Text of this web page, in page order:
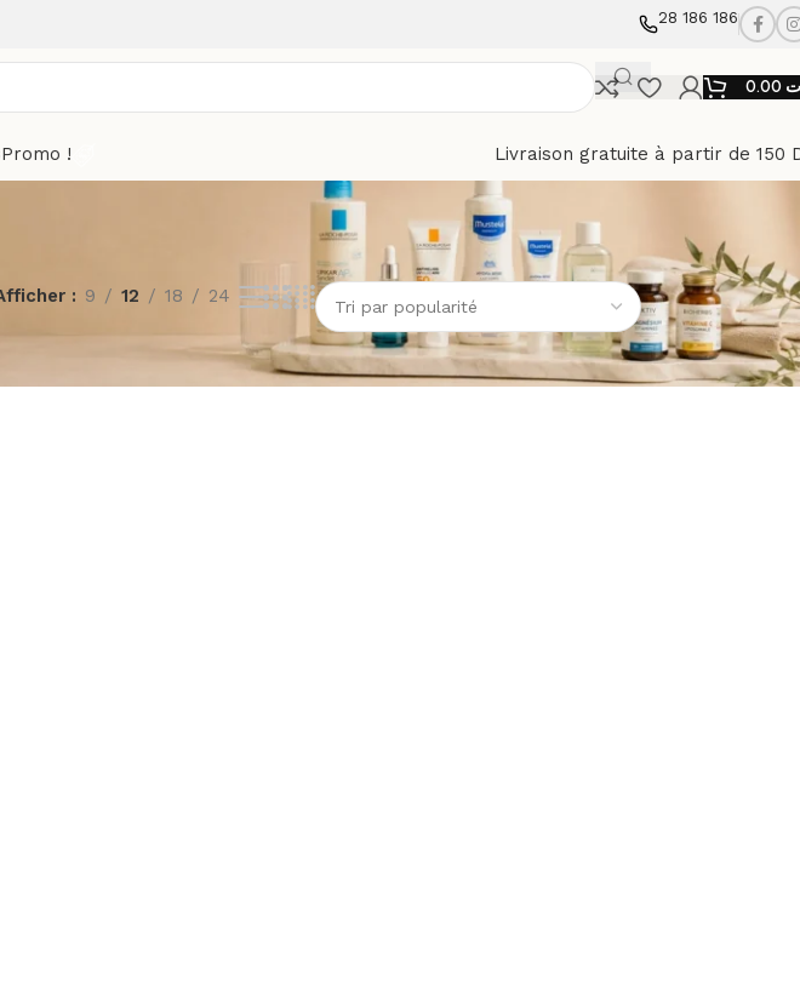
28 186 186
Promo ! Livraison gratuite à partir de 150
9 12 18 24